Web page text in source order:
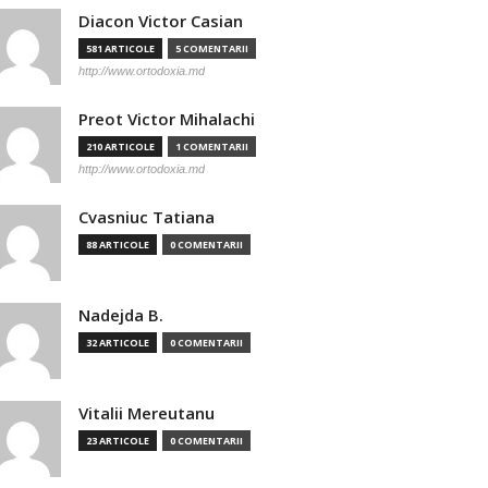
Diacon Victor Casian
581 ARTICOLE 5 COMENTARII
http://www.ortodoxia.md
Preot Victor Mihalachi
210 ARTICOLE 1 COMENTARII
http://www.ortodoxia.md
Cvasniuc Tatiana
88 ARTICOLE 0 COMENTARII
Nadejda B.
32 ARTICOLE 0 COMENTARII
Vitalii Mereutanu
23 ARTICOLE 0 COMENTARII